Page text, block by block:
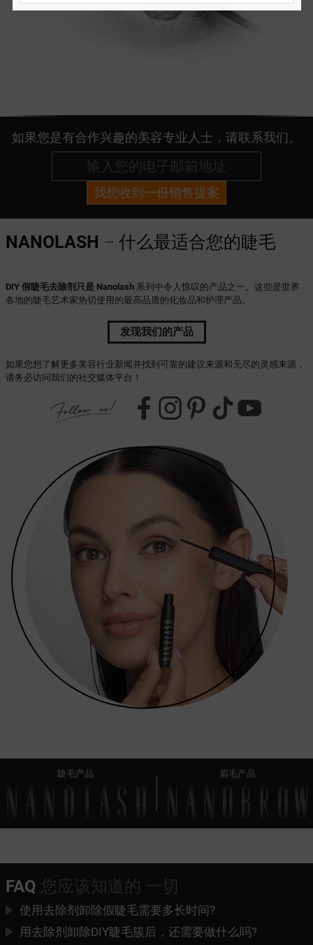
如果您是有合作兴趣的美容专业人士，请联系我们。
我想收到一份销售提案
NANOLASH – 什么最适合您的睫毛
DIY 假睫毛去除剂只是 Nanolash系列中令人惊叹的产品之一。这些是世界
各地的睫毛艺术家热切使用的最高品质的化妆品和护理产品。
发现我们的产品
如果您想了解更多美容行业新闻并找到可靠的建议来源和无尽的灵感来源，
请务必访问我们的社交媒体平台！
睫毛产品 眉毛产品
FAQ 您应该知道的 一切
使用去除剂卸除假睫毛需要多长时间?
用去除剂卸除DIY睫毛簇后，还需要做什么吗?